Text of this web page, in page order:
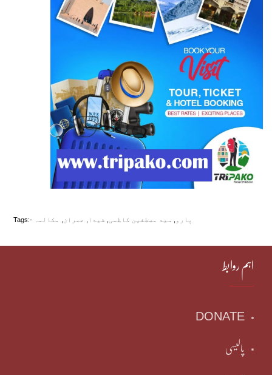
Tags:- پارو , سید مصطفین کاظمی, شیدا , عمران, مکالمہ
اہم روابط
DONATE
پالیسی